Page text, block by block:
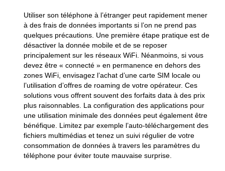
Utiliser son téléphone à l’étranger peut rapidement mener
à des frais de données importants si l’on ne prend pas
quelques précautions. Une première étape pratique est de
désactiver la donnée mobile et de se reposer
principalement sur les réseaux WiFi. Néanmoins, si vous
devez être « connecté » en permanence en dehors des
zones WiFi, envisagez l’achat d’une carte SIM locale ou
l’utilisation d’offres de roaming de votre opérateur. Ces
solutions vous offrent souvent des forfaits data à des prix
plus raisonnables. La configuration des applications pour
une utilisation minimale des données peut également être
bénéfique. Limitez par exemple l’auto-téléchargement des
fichiers multimédias et tenez un suivi régulier de votre
consommation de données à travers les paramètres du
téléphone pour éviter toute mauvaise surprise.